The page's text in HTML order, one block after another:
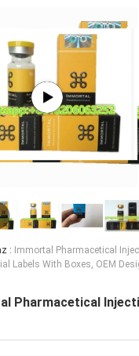
: Immortal Pharmacetical
Labels With Boxes, OEM
Pharmacetical